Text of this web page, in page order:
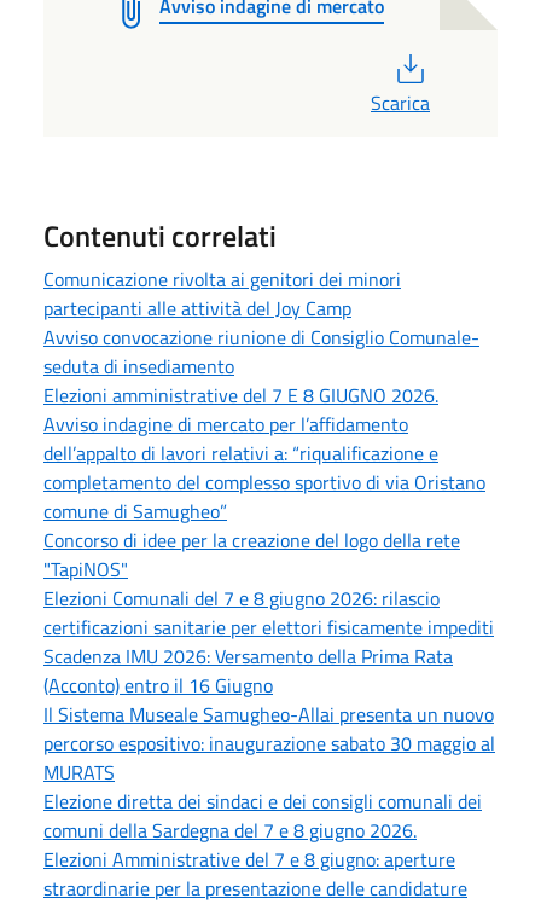
Scarica
Contenuti correlati
Comunicazione rivolta ai genitori dei minori
partecipanti alle attività del Joy Camp
Avviso convocazione riunione di Consiglio Comunale-
seduta di insediamento
Elezioni amministrative del 7 E 8 GIUGNO 2026.
Avviso indagine di mercato per l’affidamento
dell’appalto di lavori relativi a: “riqualificazione e
completamento del complesso sportivo di via Oristano
comune di Samugheo”
Concorso di idee per la creazione del logo della rete
"TapiNOS"
Elezioni Comunali del 7 e 8 giugno 2026: rilascio
certificazioni sanitarie per elettori fisicamente impediti
Scadenza IMU 2026: Versamento della Prima Rata
(Acconto) entro il 16 Giugno
Il Sistema Museale Samugheo-Allai presenta un nuovo
percorso espositivo: inaugurazione sabato 30 maggio al
MURATS
Elezione diretta dei sindaci e dei consigli comunali dei
comuni della Sardegna del 7 e 8 giugno 2026.
Elezioni Amministrative del 7 e 8 giugno: aperture
straordinarie per la presentazione delle candidature